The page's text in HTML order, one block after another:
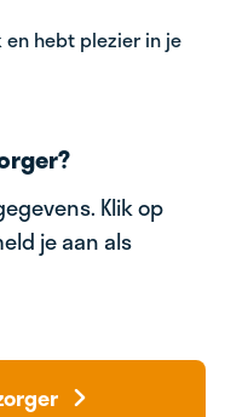
hebt plezier in je
Klik op
je aan als